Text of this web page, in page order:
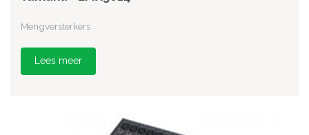
Mengversterkers
Lees meer